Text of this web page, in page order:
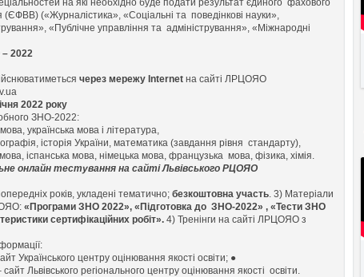
на які необхідно буде подати результат єдиного фахового
(ЄФВВ) («Журналістика», «Соціальні та поведінкові науки»,
«Публічне управління та адміністрування», «Міжнародні
– 2022
через мережу Internet на сайті ЛРЦОЯО
2022 року
ЗНО-2022:
українська мова і література,
історія України, математика (завдання рівня стандарту),
іспанська мова, німецька мова, французька мова, фізика, хімія.
онлайн тестування на сайті Львівського РЦОЯО
років, укладені тематично; безкоштовна участь. 3) Матеріали
«Програми ЗНО 2022», «Підготовка до ЗНО-2022» , «Тести ЗНО
сертифікаційних робіт». 4) Тренінги на сайті ЛРЦОЯО з
Українського центру оцінювання якості освіти; ●
сайт Львівського регіонального центру оцінювання якості освіти.